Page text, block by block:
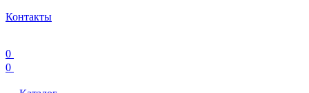
Контакты
0
0